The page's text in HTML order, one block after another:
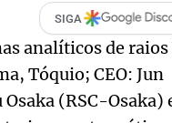
SIGA
analíticos de raios
Tóquio; CEO: Jun
(RSC-Osaka)